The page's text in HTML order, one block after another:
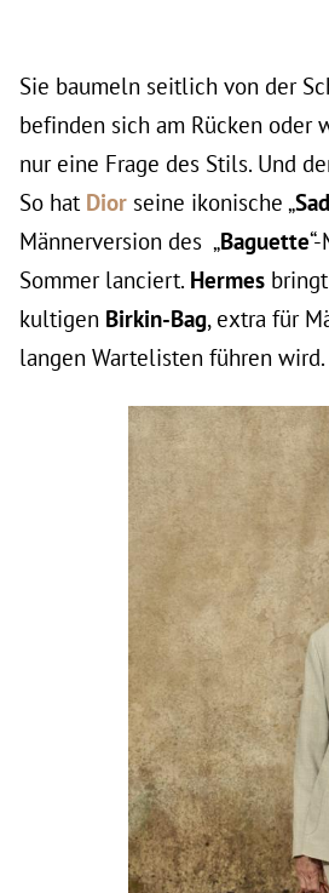
Sie baumeln seitlich von der
befinden sich am Rücken oder
nur eine Frage des Stils. Und
So hat Dior seine ikonische „
Männerversion des „Baguette
Sommer lanciert. Hermes
kultigen Birkin-Bag, extra für
langen Wartelisten führen wird.